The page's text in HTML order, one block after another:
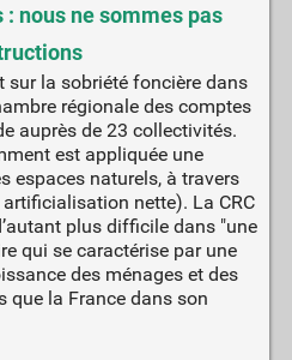
nous ne sommes pas
sur la sobriété foncière dans
régionale des comptes
auprès de 23 collectivités.
est appliquée une
espaces naturels, à travers
nette). La CRC
plus difficile dans "une
qui se caractérise par une
des ménages et des
que la France dans son